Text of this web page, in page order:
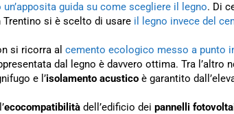
guida su come scegliere il legno. Di
Trentino si è scelto di usare il legno invece del
si ricorra al cemento ecologico messo a punto
dal legno è davvero ottima. Tra
e l’isolamento acustico è garantito
ecocompatibilità dell’edificio dei pannelli